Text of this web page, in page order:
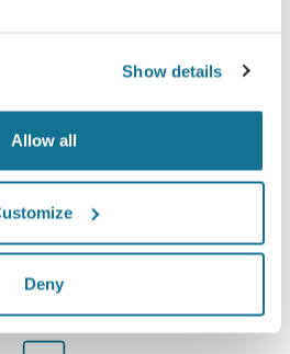
Show details
Allow all
Deny
すし安全です
あなたのプライバシーを保護
ます。弊社のサーバーは完全
あなたの個人情報の安全と